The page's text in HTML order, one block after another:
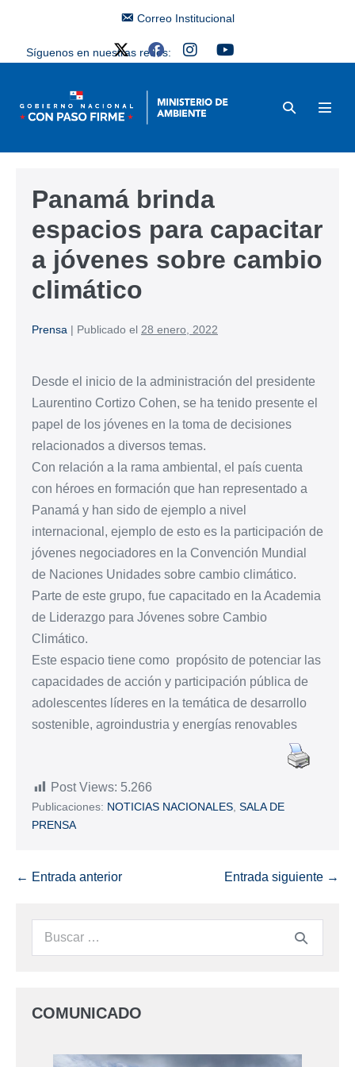
Correo Institucional
Síguenos en nuestras redes:
Panamá brinda
espacios para capacitar
a jóvenes sobre cambio
climático
Prensa | Publicado el 28 enero, 2022
Desde el inicio de la administración del presidente
Laurentino Cortizo Cohen, se ha tenido presente el
papel de los jóvenes en la toma de decisiones
relacionados a diversos temas.
Con relación a la rama ambiental, el país cuenta
con héroes en formación que han representado a
Panamá y han sido de ejemplo a nivel
internacional, ejemplo de esto es la participación de
jóvenes negociadores en la Convención Mundial
de Naciones Unidades sobre cambio climático.
Parte de este grupo, fue capacitado en la Academia
de Liderazgo para Jóvenes sobre Cambio
Climático.
Este espacio tiene como propósito de potenciar las
capacidades de acción y participación pública de
adolescentes líderes en la temática de desarrollo
sostenible, agroindustria y energías renovables
Post Views: 5.266
Publicaciones: NOTICIAS NACIONALES SALA DE
PRENSA
← Entrada anterior Entrada siguiente →
COMUNICADO